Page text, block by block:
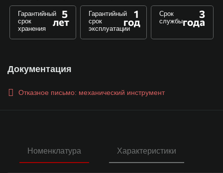
Гарантийный
срок
хранения
5
лет
Гарантийный
срок
эксплуатации
1
год
Срок
службы
3
года
Документация
Отказное письмо: механический инструмент
Номенклатура Характеристики